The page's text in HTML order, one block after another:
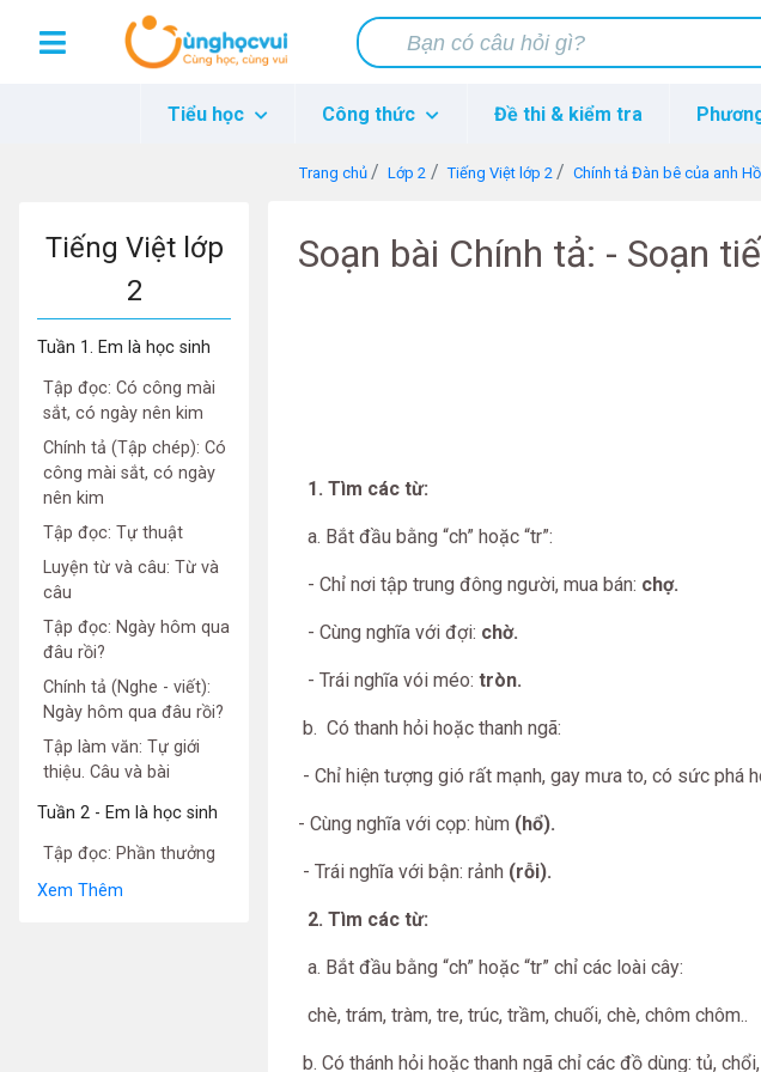
Tiểu học Công thức Đề thi & kiểm tra
Trang chủ Lớp 2 Tiếng Việt lớp 2 Chính tả Đàn bê của anh
Tiếng Việt lớp
2
Tuần 1. Em là học sinh
Tập đọc: Có công mài
sắt, có ngày nên kim
Chính tả (Tập chép): Có
công mài sắt, có ngày
nên kim
Tập đọc: Tự thuật
Luyện từ và câu: Từ và
câu
Tập đọc: Ngày hôm qua
đâu rồi?
Chính tả (Nghe - viết):
Ngày hôm qua đâu rồi?
Tập làm văn: Tự giới
thiệu. Câu và bài
Tuần 2 - Em là học sinh
Tập đọc: Phần thưởng
Xem Thêm
Soạn bài Chính tả: - Soạn
1. Tìm các từ:
a. Bắt đầu bằng “ch” hoặc “tr”:
- Chỉ nơi tập trung đông người, mua bán: chợ.
- Cùng nghĩa với đợi: chờ.
- Trái nghĩa vói méo: tròn.
b. Có thanh hỏi hoặc thanh ngã:
- Chỉ hiện tượng gió rất mạnh, gay mưa to, có sức phá
- Cùng nghĩa với cọp: hùm (hổ).
- Trái nghĩa với bận: rảnh (rỗi).
2. Tìm các từ:
a. Bắt đầu bằng “ch” hoặc “tr” chỉ các loài cây:
chè, trám, tràm, tre, trúc, trầm, chuối, chè, chôm chôm..
b. Có thánh hỏi hoặc thanh ngã chỉ các đồ dùng: tủ,